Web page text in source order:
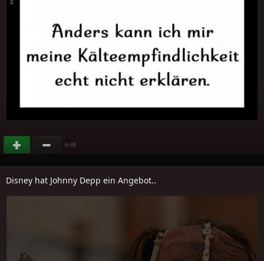
(+18)
Disney hat Johnny Depp ein Angebot..